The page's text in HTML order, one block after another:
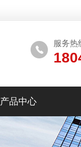
服务热
产品中心